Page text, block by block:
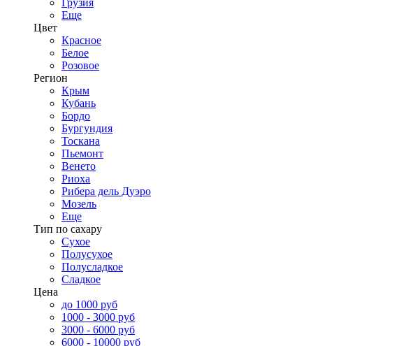
Грузия
Еще
Цвет
Красное
Белое
Розовое
Регион
Крым
Кубань
Бордо
Бургундия
Тоскана
Пьемонт
Венето
Риоха
Рибера дель Дуэро
Мозель
Еще
Тип по сахару
Сухое
Полусухое
Полусладкое
Сладкое
Цена
до 1000 руб
1000 - 3000 руб
3000 - 6000 руб
6000 - 10000 руб